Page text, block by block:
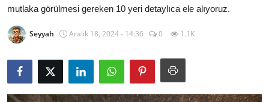
Tarih & Mitoloji
Yeme İçme Rehberi
Kamp & Doğa
mutlaka görülmesi gereken 10 yeri detaylıca ele alıyoruz.
Seyyah Aralık 18, 2024 - 14:36 0 1.1K